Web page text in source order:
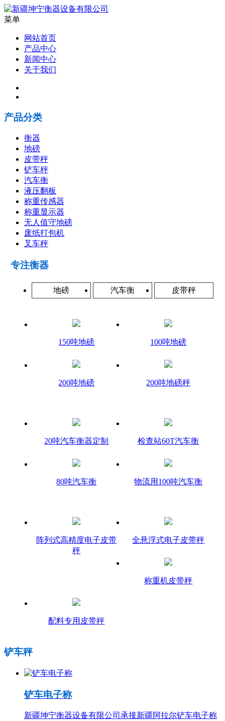
菜单
网站首页
产品中心
新闻中心
关于我们
产品分类
衡器
地磅
皮带秤
铲车秤
汽车衡
液压翻板
称重传感器
称重显示器
无人值守地磅
废纸打包机
叉车秤
专注衡器
地磅 汽车衡 皮带秤
150吨地磅 100吨地磅
200吨地磅 200吨地磅秤
20吨汽车衡器定制 检查站60T汽车衡
80吨汽车衡 物流用100吨汽车衡
阵列式高精度电子皮带
秤
全悬浮式电子皮带秤
称重机皮带秤
配料专用皮带秤
铲车秤
铲车电子称
新疆坤宁衡器设备有限公司承接新疆阿拉尔铲车电子称